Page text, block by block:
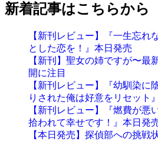
新着記事はこちらから
【新刊レビュー】『一生忘れ
とした恋を！』本日発売
【新刊】聖女の姉ですが〜最
開に注目
【新刊レビュー】『幼馴染に
りされた俺は好意をリセット
【新刊レビュー】『燃費が悪
拾われて幸せです！』本日発
【本日発売】探偵部への挑戦